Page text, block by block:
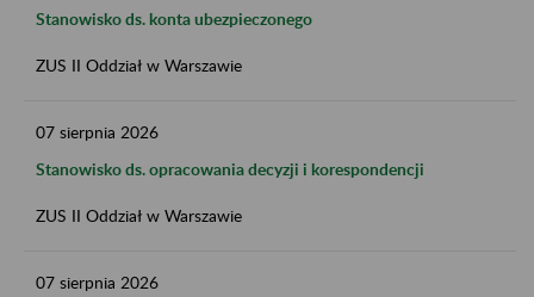
Stanowisko ds. konta ubezpieczonego
ZUS II Oddział w Warszawie
07 sierpnia 2026
Stanowisko ds. opracowania decyzji i korespondencji
ZUS II Oddział w Warszawie
07 sierpnia 2026